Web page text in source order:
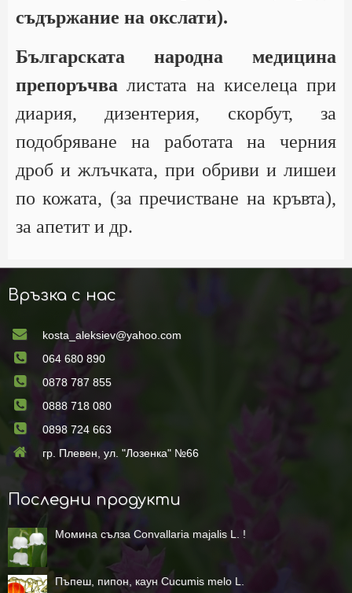
съдържание на окслати).
Българската народна медицина
препоръчва листата на киселеца при
диария, дизентерия, скорбут, за
подобряване на работата на черния
дроб и жлъчката, при обриви и лишеи
по кожата, (за пречистване на кръвта),
за апетит и др.
Връзка с нас
kosta_aleksiev@yahoo.com
064 680 890
0878 787 855
0888 718 080
0898 724 663
гр. Плевен, ул. "Лозенка" №66
Последни продукти
Момина сълза Convallaria majalis L. !
Пъпеш, пипон, каун Cucumis melo L.